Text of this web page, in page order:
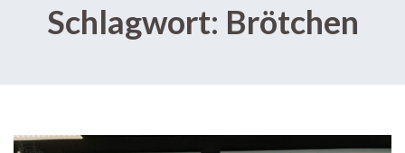
Schlagwort: Brötchen